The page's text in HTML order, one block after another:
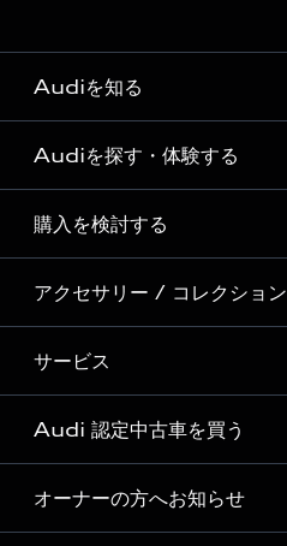
Audiを知る
Audi ブランド
Story of Progress
Audi Sport
Formula 1®
デジタルサービス
Audiを探す・体験する
ディーラー検索
新車在庫検索
試乗車・展示車検索
見積り依頼
試乗予約
購入を検討する
モデル一覧
特別仕様モデル / 限定モデル
e-tronラインアップ
価格シミュレーション
車両比較
アクセサリー / コレクション
純正アクセサリー
オンラインショップ
Audi collection
アウディナビアプリ
サービス
サービス入庫予約
サービスプログラム
メンテナンス
Audi 認定中古車を買う
Audi認定中古車
オーナーの方へお知らせ